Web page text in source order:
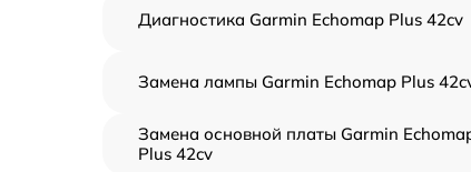
Диагностика Garmin Echomap Plus 42cv
Замена лампы Garmin Echomap Plus
Замена основной платы Garmin
Plus 42cv